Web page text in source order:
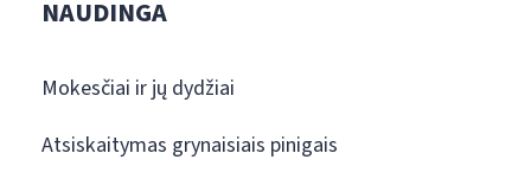
NAUDINGA
Mokesčiai ir jų dydžiai
Atsiskaitymas grynaisiais pinigais